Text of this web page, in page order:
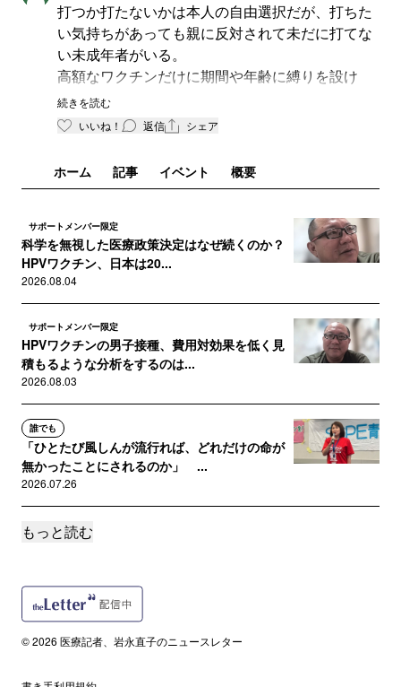
打つか打たないかは本人の自由選択だが、打ちた
い気持ちがあっても親に反対されて未だに打てな
い未成年者がいる。
高額なワクチンだけに期間や年齢に縛りを設け
ず、今後の国の支援延長を期待したい。
続きを読む
いいね！
返信 シェア
ホーム 記事 イベント 概要
サポートメンバー限定
科学を無視した医療政策決定はなぜ続くのか？
HPVワクチン、日本は20...
2026.08.04
サポートメンバー限定
HPVワクチンの男子接種、費用対効果を低く見
積もるような分析をするのは...
2026.08.03
誰でも
「ひとたび風しんが流行れば、どれだけの命が
無かったことにされるのか」 ...
2026.07.26
誰でも
2026.07.22
排除したからといって終わりではない 娘を先
もっと読む
© 2026 医療記者、岩永直子のニュースレター